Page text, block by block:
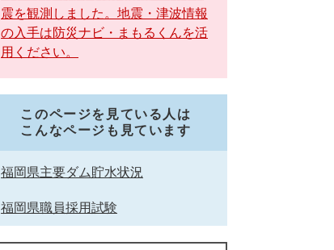
震を観測しました。地震・津波情報
の入手は防災ナビ・まもるくんを活
用ください。
このページを見ている人は
こんなページも見ています
福岡県主要ダム貯水状況
福岡県職員採用試験